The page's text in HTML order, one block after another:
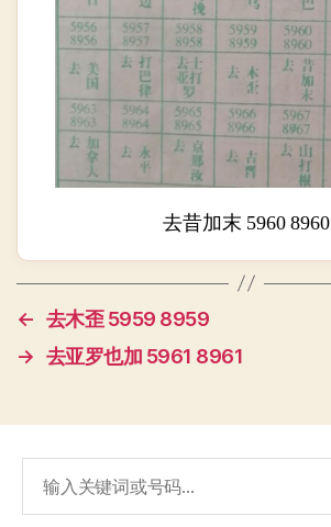
去昔加末 5960 8960
← 去木歪 5959 8959
→ 去亚罗也加 5961 8961
索：